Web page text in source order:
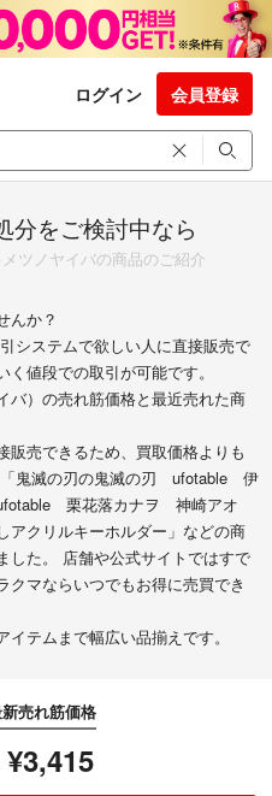
ログイン 会員登録
分をご検討中なら
ツノヤイバの商品のご紹介
んか？
システムで欲しい人に直接販売で
値段での取引が可能です。
バ）の売れ筋価格と最近売れた商
販売できるため、買取価格よりも
「鬼滅の刃の鬼滅の刃 ufotable 伊
栗花落カナヲ 神崎アオ
クリルキーホルダー」などの商
した。 店舗や公式サイトではすで
クマならいつでもお得に売買でき
テムまで幅広い品揃えです。
売れ筋価格